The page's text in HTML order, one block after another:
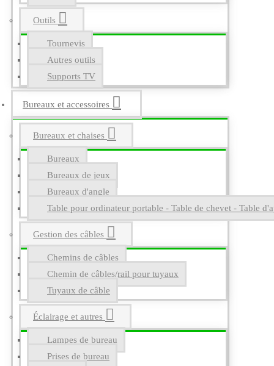
Outils
Tournevis
Autres outils
Supports TV
Bureaux et accessoires
Bureaux et chaises
Bureaux
Bureaux de jeux
Bureaux d'angle
Table pour ordinateur portable - Table de chevet - Table
Gestion des câbles
Chemins de câbles
Chemin de câbles/rail pour tuyaux
Tuyaux de câble
Éclairage et autres
Lampes de bureau
Prises de bureau